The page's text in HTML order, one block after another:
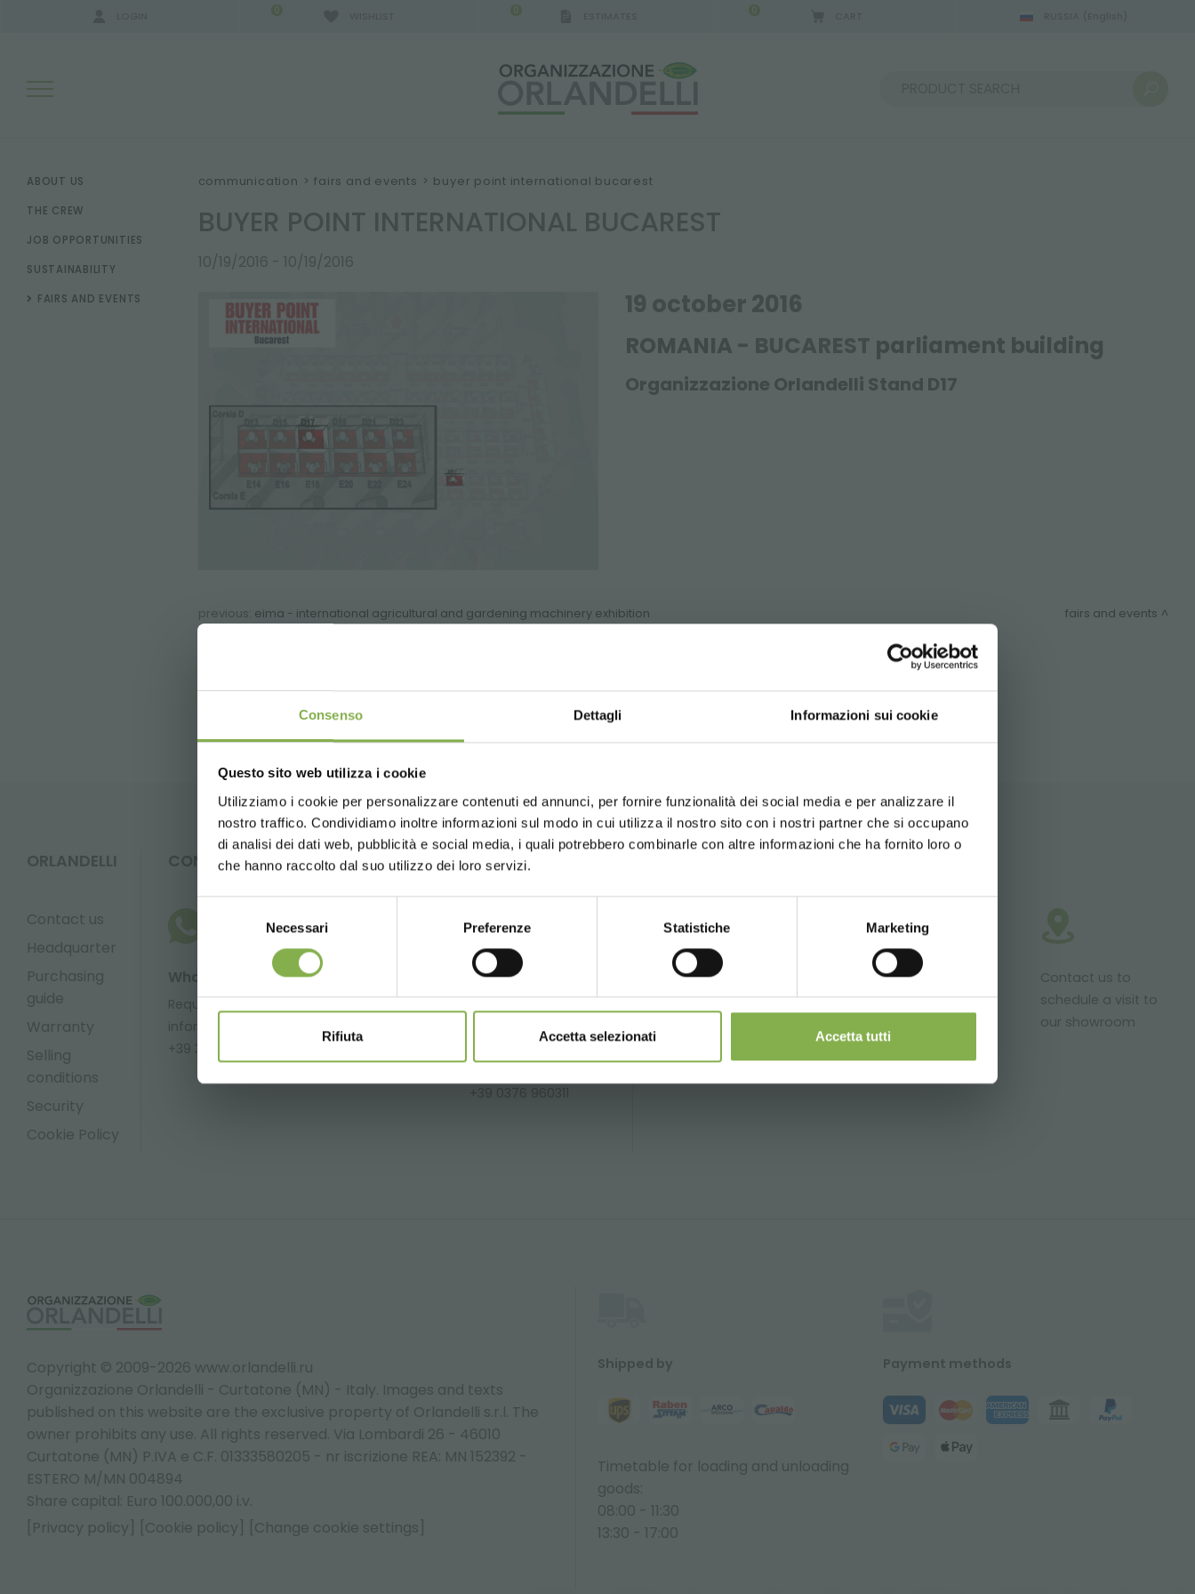
Consenso Dettagli Informazioni sui cookie
Questo sito web utilizza i cookie
Utilizziamo i cookie per personalizzare contenuti ed annunci, per fornire funzionalità dei social media e per analizzare il
nostro traffico. Condividiamo inoltre informazioni sul modo in cui utilizza il nostro sito con i nostri partner che si occupano
di analisi dei dati web, pubblicità e social media, i quali potrebbero combinarle con altre informazioni che ha fornito loro o
che hanno raccolto dal suo utilizzo dei loro servizi.
Necessari Preferenze Statistiche Marketing
Rifiuta Accetta selezionati Accetta tutti
0 0 0
SEARCH RESULTS:
ABOUT US
THE CREW
JOB OPPORTUNITIES
SUSTAINABILITY
FAIRS AND EVENTS
communication > fairs and events > buyer point international bucarest
BUYER POINT INTERNATIONAL BUCAREST
10/19/2016 - 10/19/2016
19 october 2016
ROMANIA - BUCAREST parliament building
Organizzazione Orlandelli Stand D17
previous: eima - international agricultural and gardening machinery exhibition
next:
fairs and events
share
UNITED STATES ENGLISH
CONTINUE
ORLANDELLI
Contact us
Headquarter
Purchasing
guide
Warranty
Selling
conditions
Security
Cookie Policy
CONTACTS
Whatsapp
Request
information
+39 3457719939
Email Phone
Over 40 years
of experience
Products ready
for delivery
Customized
projects for
areas
Contact us to
schedule a visit to
our showroom
Copyright © 2009-2026 www.orlandelli.ru
Organizzazione Orlandelli - Curtatone (MN) - Italy. Images and texts
published on this website are the exclusive property of Orlandelli s.r.l. The
owner prohibits any use. All rights reserved. Via Lombardi 26 - 46010
Curtatone (MN) P.IVA e C.F. 01333580205 - nr iscrizione REA: MN 152392 -
ESTERO M/MN 004894
Share capital: Euro 100.000,00 i.v.
[Privacy policy]
[Cookie policy] [Change cookie settings]
Shipped by
Timetable for loading and unloading
goods:
08:00 - 11:30
13:30 - 17:00
Payment methods